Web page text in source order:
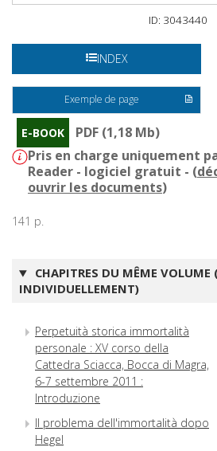
ID: 3043440
INDEX
Exemple de page
E-BOOK
PDF (1,18 Mb)
Pris en charge uniquement
Reader - logiciel gratuit - (
ouvrir les documents)
141 p.
CHAPITRES DU MÊME VOLUME
INDIVIDUELLEMENT)
Perpetuità storica immortalità
personale : XV corso della
Cattedra Sciacca, Bocca di Magra,
6-7 settembre 2011 :
Introduzione
Il problema dell'immortalità dopo
Hegel